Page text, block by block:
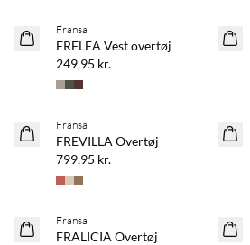
NYHED
Fransa
FRFLEA Vest overtøj
249,95 kr.
NYHED
Fransa
FREVILLA Overtøj
799,95 kr.
NYHED
Fransa
FRALICIA Overtøj